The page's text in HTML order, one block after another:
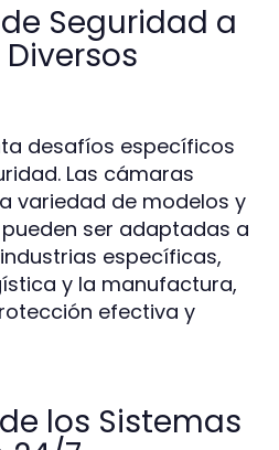
Seguridad a
desafíos específicos
Las cámaras
variedad de modelos y
ser adaptadas a
específicas,
y la manufactura,
efectiva y
los Sistemas